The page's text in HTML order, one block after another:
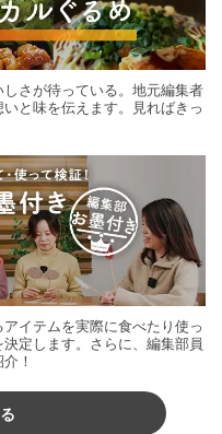
さが待っている。地元編集者
と味を伝えます。見ればきっ
イテムを実際に食べたり使っ
定します。さらに、編集部員
！